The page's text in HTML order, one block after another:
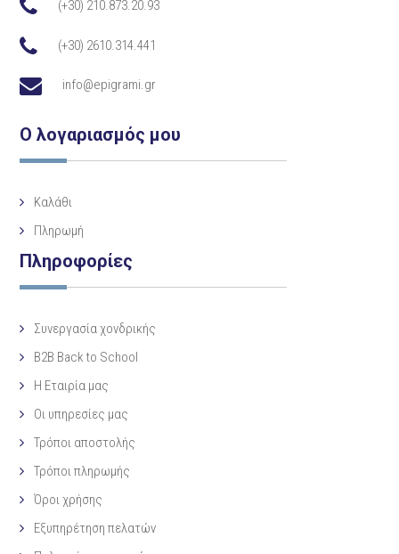
(+30) 210.873.20.93
(+30) 2610.314.441
info@epigrami.gr
Ο λογαριασμός μου
Καλάθι
Πληρωμή
Πληροφορίες
Συνεργασία χονδρικής
B2B Back to School
Η Eταιρία μας
Οι υπηρεσίες μας
Τρόποι αποστολής
Τρόποι πληρωμής
Όροι χρήσης
Εξυπηρέτηση πελατών